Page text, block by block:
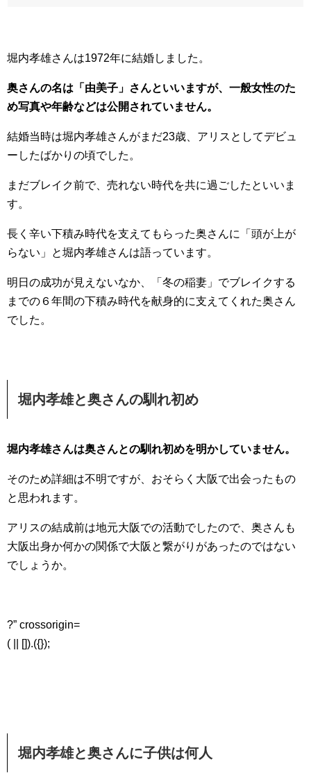
堀内孝雄さんは1972年に結婚しました。
奥さんの名は「由美子」さんといいますが、一般女性のた
め写真や年齢などは公開されていません。
結婚当時は堀内孝雄さんがまだ23歳、アリスとしてデビュ
ーしたばかりの頃でした。
まだブレイク前で、売れない時代を共に過ごしたといいま
す。
長く辛い下積み時代を支えてもらった奥さんに「頭が上が
らない」と堀内孝雄さんは語っています。
明日の成功が見えないなか、「冬の稲妻」でブレイクする
までの６年間の下積み時代を献身的に支えてくれた奥さん
でした。
堀内孝雄と奥さんの馴れ初め
堀内孝雄さんは奥さんとの馴れ初めを明かしていません。
そのため詳細は不明ですが、おそらく大阪で出会ったもの
と思われます。
アリスの結成前は地元大阪での活動でしたので、奥さんも
大阪出身か何かの関係で大阪と繋がりがあったのではない
でしょうか。
?” crossorigin=
( || []).({});
堀内孝雄と奥さんに子供は何人